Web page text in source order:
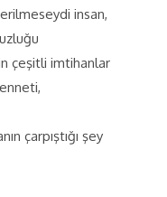
insan,
çeşitli imtihanlar
çarpıştığı şey